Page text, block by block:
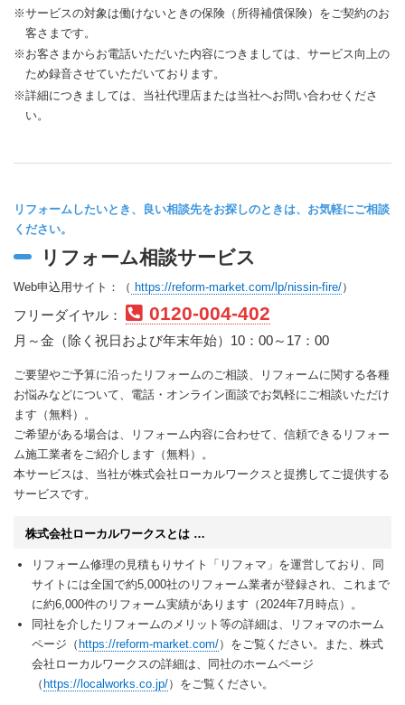
※サービスの対象は働けないときの保険（所得補償保険）をご契約のお
客さまです。
※お客さまからお電話いただいた内容につきましては、サービス向上の
ため録音させていただいております。
※詳細につきましては、当社代理店または当社へお問い合わせくださ
い。
リフォームしたいとき、良い相談先をお探しのときは、お気軽にご相談
ください。
リフォーム相談サービス
Web申込用サイト：（ https://reform-market.com/lp/nissin-fire/）
フリーダイヤル： 0120-004-402
月～金（除く祝日および年末年始）10：00～17：00
ご要望やご予算に沿ったリフォームのご相談、リフォームに関する各種
お悩みなどについて、電話・オンライン面談でお気軽にご相談いただけ
ます（無料）。
ご希望がある場合は、リフォーム内容に合わせて、信頼できるリフォー
ム施工業者をご紹介します（無料）。
本サービスは、当社が株式会社ローカルワークスと提携してご提供する
サービスです。
株式会社ローカルワークスとは …
リフォーム修理の見積もりサイト「リフォマ」を運営しており、同
サイトには全国で約5,000社のリフォーム業者が登録され、これまで
に約6,000件のリフォーム実績があります（2024年7月時点）。
同社を介したリフォームのメリット等の詳細は、リフォマのホーム
ページ（ https://reform-market.com/）をご覧ください。また、株式
会社ローカルワークスの詳細は、同社のホームページ
（ https://localworks.co.jp/）をご覧ください。